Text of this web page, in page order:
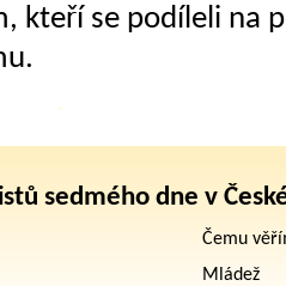
kteří se podíleli na
sedmého dne v
Čemu
Mládež